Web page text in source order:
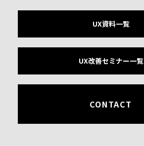
UX資料一覧
UX改善セミナー一覧
CONTACT